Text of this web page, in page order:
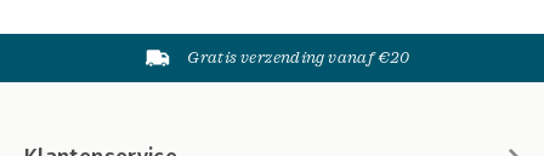
Gratis verzending vanaf €20